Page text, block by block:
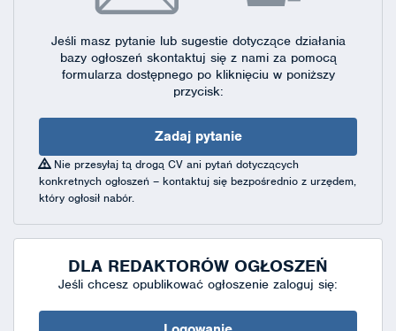
Jeśli masz pytanie lub sugestie dotyczące działania
bazy ogłoszeń skontaktuj się z nami za pomocą
formularza dostępnegopo kliknięciu w poniższy
przycisk:
Zadaj pytanie
Nie przesyłaj tą drogą CV ani pytań dotyczących
konkretnych ogłoszeń – kontaktuj się bezpośrednio z urzędem,
który ogłosił nabór.
DLA REDAKTORÓW OGŁOSZEŃ
Jeśli chcesz opublikować ogłoszenie zaloguj się: